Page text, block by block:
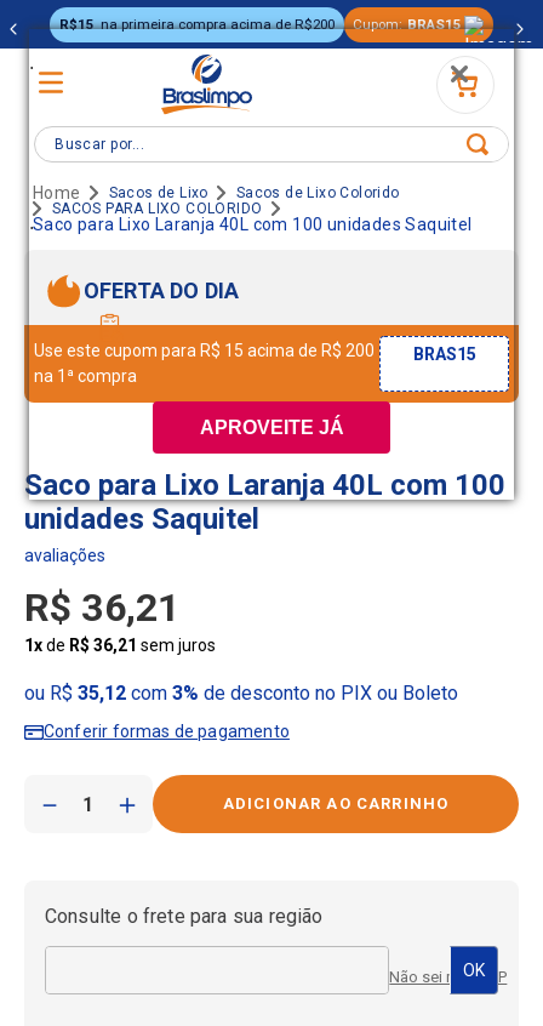
.
.
APROVEITE JÁ
R$15 na primeira compra acima de R$200 Cupom: BRAS15
Buscar por...
Sacos de Lixo
Sacos de Lixo Colorido
SACOS PARA LIXO COLORIDO
Saco para Lixo Laranja 40L com 100 unidades Saquitel
OFERTA DO DIA
Use este cupom para R$ 15 acima de R$ 200
na 1ª compra
BRAS15
Saco para Lixo Laranja 40L com 100
unidades Saquitel
R$ 36,21
1xde R$ 36,21 sem juros
ou R$ 35,12com 3% de desconto no PIX ou Boleto
Conferir formas de pagamento
＋
－
Consulte o frete para sua região
Não sei meu CEP